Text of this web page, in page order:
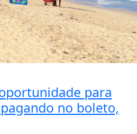
para
no boleto,